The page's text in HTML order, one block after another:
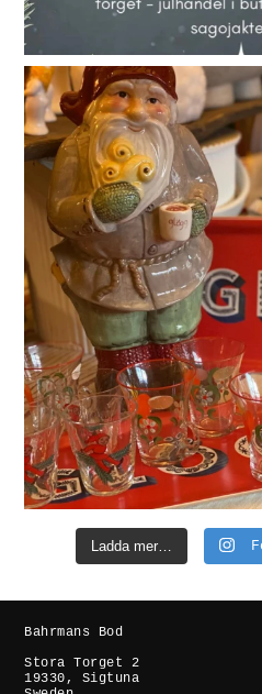
Ladda mer…
Bahrmans Bod
Stora Torget 2
19330, Sigtuna